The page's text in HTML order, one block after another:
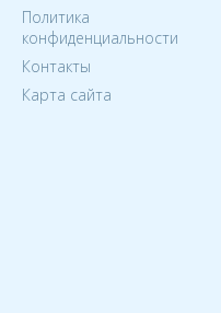
Политика
конфиденциальности
Контакты
Карта сайта